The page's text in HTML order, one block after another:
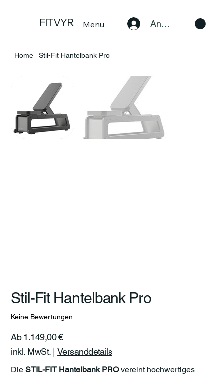
FITVYR Anmelden
Menu
Home Stil-Fit Hantelbank Pro
Stil-Fit Hantelbank Pro
Keine Bewertungen
Ab Preis
1.149,00 €
inkl. MwSt.
Versanddetails
DieSTIL-FIT Hantelbank PROvereint hochwertiges